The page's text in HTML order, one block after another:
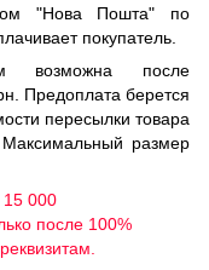
"Нова Пошта" по
покупатель.
возможна после
Предоплата берется
пересылки товара
Максимальный размер
000
после 100%